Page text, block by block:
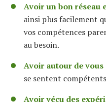
Avoir un bon réseau
ainsi plus facilement
vos compétences
au besoin.
Avoir autour de vous
se sentent
Avoir vécu des